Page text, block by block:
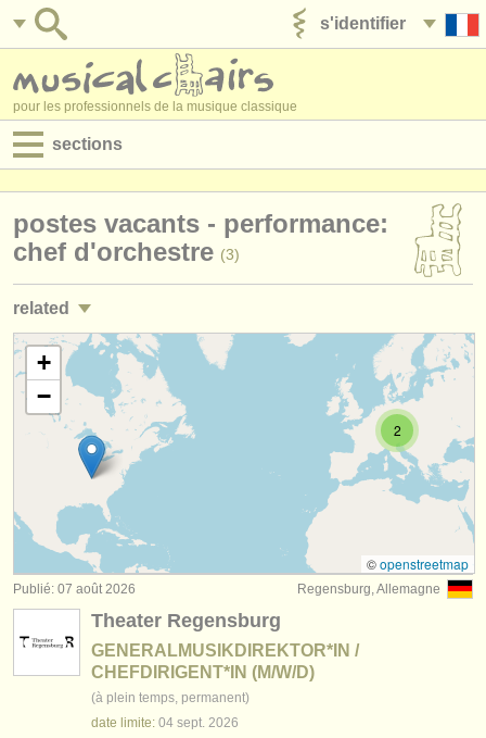
s'identifier
pour les professionnels de la musique classique
sections
jobs - performance
jobs - administration
degree courses
stages/cours
concours/prix
instruments à vendre
instruments volés
annuaires:
orchestres et l'opéra
conservatoires
orchestres de jeunes
postes vacants - performance:
chef d'orchestre (3)
related
jobs - performance: chef de chant
jobs - enseignement: chef d'orchestre (4)
jobs - enseignement: chef de chant
jobs - enseignement: chef de chœur (2)
stages/ masterclass direction d'orchestre /
d’orchestre
(59)
degree courses: chef d'orchestre
concours de chef d'orchestre (18)
concours/ prix: chef de chant
2
+
−
©openstreetmap
Regensburg, Allemagne
Publié: 07 août 2026
Theater Regensburg
GENERALMUSIKDIREKTOR*IN /
CHEFDIRIGENT*IN (M/W/D)
(à plein temps, permanent)
date limite: 04 sept. 2026